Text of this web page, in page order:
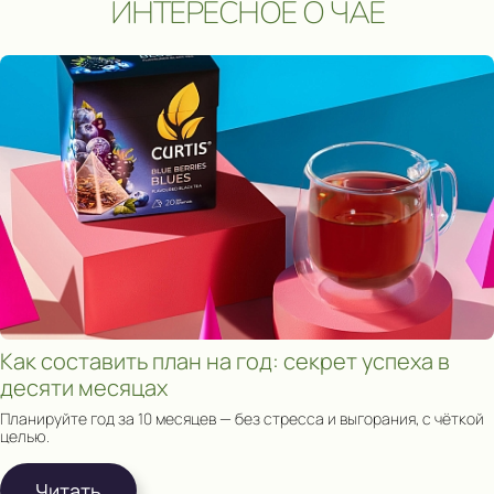
ИНТЕРЕСНОЕ О ЧАЕ
Как составить план на год: секрет успеха в
десяти месяцах
Планируйте год за 10 месяцев — без стресса и выгорания, с чёткой
целью.
Сроки акции: с 1 августа 2025 по 15 мая 2026. Подробнее: